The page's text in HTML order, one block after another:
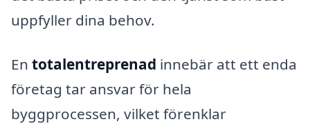
uppfyller dina behov.
En totalentreprenad innebär att ett enda
företag tar ansvar för hela
byggprocessen, vilket förenklar